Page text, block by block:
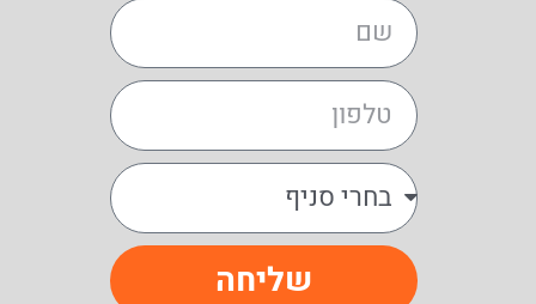
שליחה